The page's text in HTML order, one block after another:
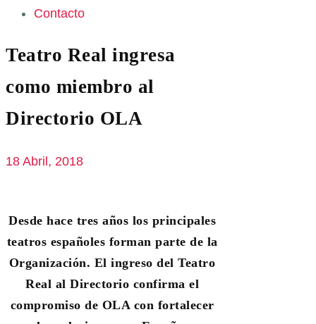
Contacto
Teatro Real ingresa
como miembro al
Directorio OLA
18 Abril, 2018
Desde hace tres años los principales
teatros españoles forman parte de la
Organización. El ingreso del Teatro
Real al Directorio confirma el
compromiso de OLA con fortalecer